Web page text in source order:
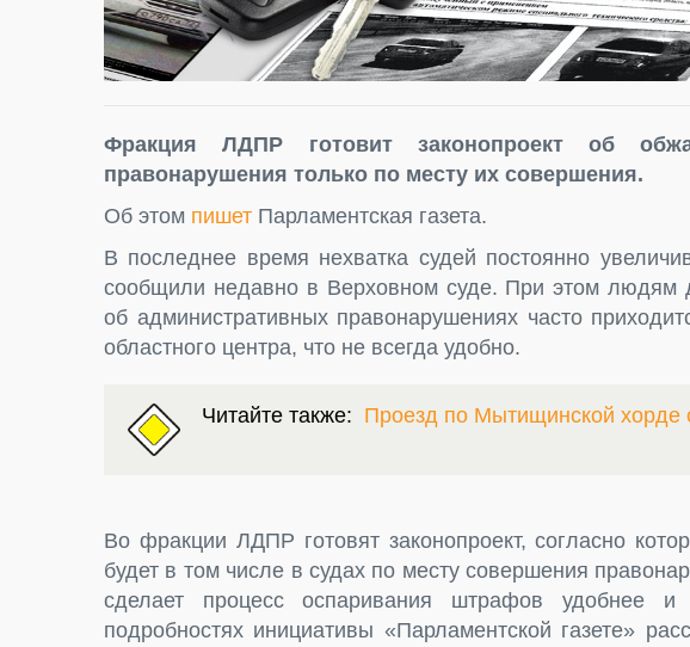
Фракция ЛДПР готовит законопроект об
правонарушения только по месту их совершения.
Об этом пишет Парламентская газета.
В последнее время нехватка судей постоянно
сообщили недавно в Верховном суде. При этом людям
об административных правонарушениях часто
областного центра, что не всегда удобно.
Читайте также: Проезд по Мытищинской хорде
Во фракции ЛДПР готовят законопроект, согласно
будет в том числе в судах по месту совершения
сделает процесс оспаривания штрафов удобнее
подробностях инициативы «Парламентской газете»